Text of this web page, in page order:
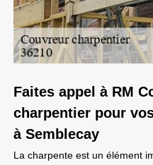
Faites appel à RM
charpentier pour
à Semblecay
La charpente est un élément